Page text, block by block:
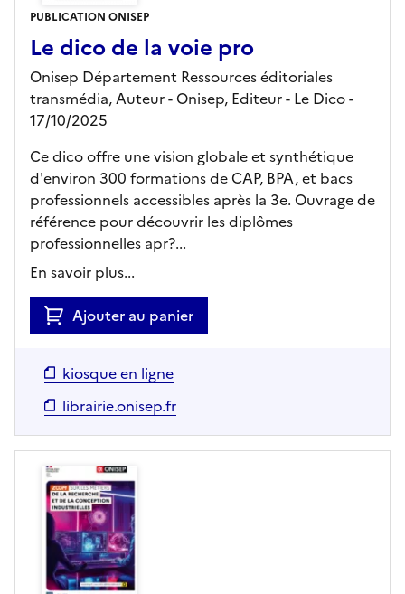
PUBLICATION ONISEP
Le dico de la voie pro
Onisep Département Ressources éditoriales
transmédia, Auteur - Onisep, Editeur- Le Dico-
17/10/2025
Ce dico offre une vision globale et synthétique
d'environ 300 formations de CAP, BPA, et bacs
professionnels accessibles après la 3e. Ouvrage de
référence pour découvrir les diplômes
professionnelles apr?...
En savoir plus...
Ajouter au panier
kiosque en ligne
librairie.onisep.fr